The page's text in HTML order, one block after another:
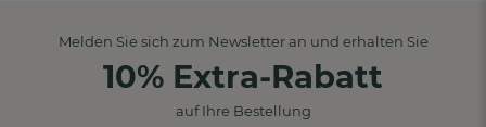
Melden Sie sich zum Newsletter an und erhalten Sie
10% Extra-Rabatt
auf Ihre Bestellung